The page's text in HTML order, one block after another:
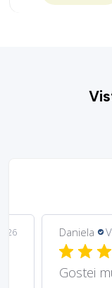
26 Daniela
Gostei